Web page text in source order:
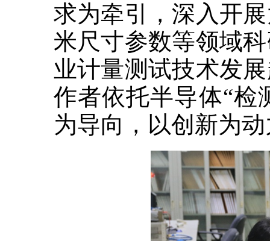
求为牵引，深入开
米尺寸参数等领域
业计量测试技术发
作者依托半导体“检
为导向，以创新为